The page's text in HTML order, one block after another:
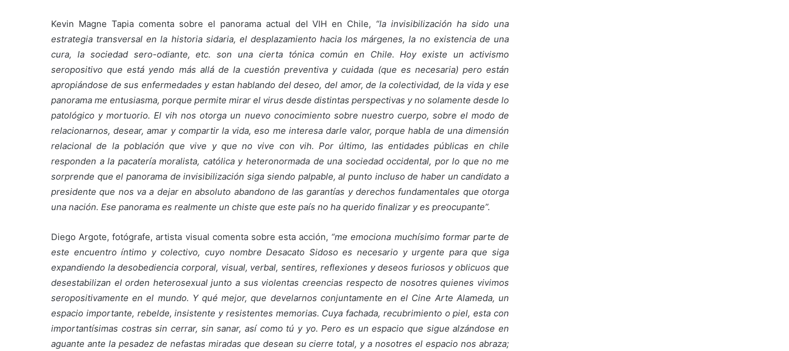
Kevin Magne Tapia comenta sobre el panorama actual del VIH en Chile, “la invisibilización ha sido una
estrategia transversal en la historia sidaria, el desplazamiento hacia los márgenes, la no existencia de una
cura, la sociedad sero-odiante, etc. son una cierta tónica común en Chile. Hoy existe un activismo
seropositivo que está yendo más allá de la cuestión preventiva y cuidada (que es necesaria) pero están
apropiándose de sus enfermedades y estan hablando del deseo, del amor, de la colectividad, de la vida y ese
panorama me entusiasma, porque permite mirar el virus desde distintas perspectivas y no solamente desde lo
patológico y mortuorio. El vih nos otorga un nuevo conocimiento sobre nuestro cuerpo, sobre el modo de
relacionarnos, desear, amar y compartir la vida, eso me interesa darle valor, porque habla de una dimensión
relacional de la población que vive y que no vive con vih. Por último, las entidades públicas en chile
responden a la pacatería moralista, católica y heteronormada de una sociedad occidental, por lo que no me
sorprende que el panorama de invisibilización siga siendo palpable, al punto incluso de haber un candidato a
presidente que nos va a dejar en absoluto abandono de las garantías y derechos fundamentales que otorga
una nación. Ese panorama es realmente un chiste que este país no ha querido finalizar y es preocupante”.
Diego Argote, fotógrafe, artista visual comenta sobre esta acción, “me emociona muchísimo formar parte de
este encuentro íntimo y colectivo, cuyo nombre Desacato Sidoso es necesario y urgente para que siga
expandiendo la desobediencia corporal, visual, verbal, sentires, reflexiones y deseos furiosos y oblicuos que
desestabilizan el orden heterosexual junto a sus violentas creencias respecto de nosotres quienes vivimos
seropositivamente en el mundo. Y qué mejor, que develarnos conjuntamente en el Cine Arte Alameda, un
espacio importante, rebelde, insistente y resistentes memorias. Cuya fachada, recubrimiento o piel, esta con
importantísimas costras sin cerrar, sin sanar, así como tú y yo. Pero es un espacio que sigue alzándose en
aguante ante la pesadez de nefastas miradas que desean su cierre total, y a nosotres el espacio nos abraza;